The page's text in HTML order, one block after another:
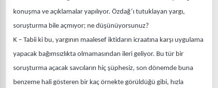
konuşma ve açıklamalar yapılıyor. Özdağ’ı tutuklayan yargı,
soruşturma bile açmıyor; ne düşünüyorsunuz?
K – Tabii ki bu, yargının maalesef iktidarın icraatına karşı uygulama
yapacak bağımsızlıkta olmamasından ileri geliyor. Bu tür bir
soruşturma açacak savcıların hiç şüphesiz, son dönemde buna
benzeme hali gösteren bir kaç örnekte görüldüğü gibi, hızla